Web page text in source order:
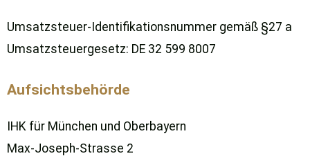
Umsatzsteuer-Identifikationsnummer gemäß §27 a
Umsatzsteuergesetz: DE 32 599 8007
Aufsichtsbehörde
IHK für München und Oberbayern
Max-Joseph-Strasse 2